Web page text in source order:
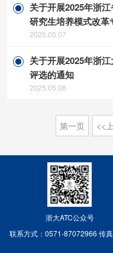
关于开展2025年浙
研究生培养模式改
2025.05.07
关于开展2025年浙
评选的通知
2025.05.06
第一页 <<
浙大ATC公众号
联系方式：0571-87072966 传